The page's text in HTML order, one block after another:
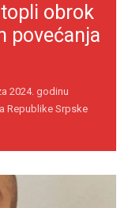
obrok
povećanja
2024. godinu
Republike Srpske